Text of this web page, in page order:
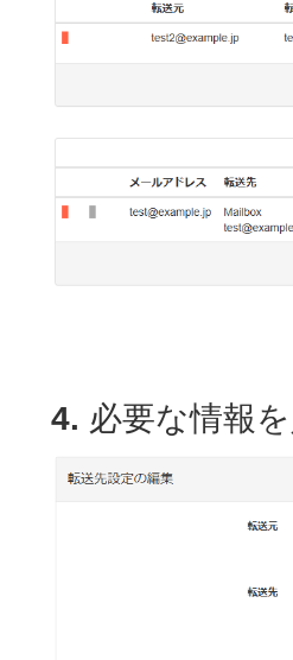
4. 必要な情報